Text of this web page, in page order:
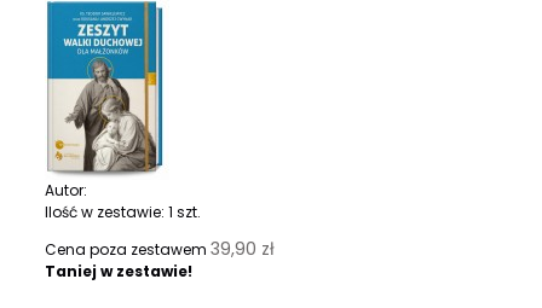
Autor:
Ilość w zestawie: 1 szt.
Cena poza zestawem 39,90 zł
Taniej w zestawie!